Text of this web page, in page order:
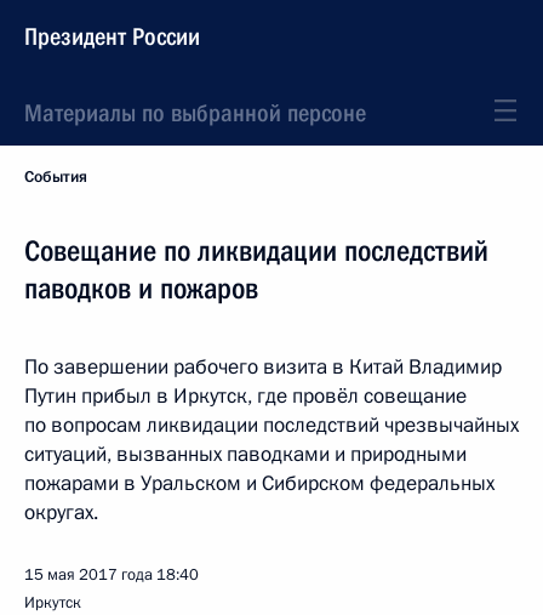
Президент России
Материалы по выбранной персоне
События
Совещание по ликвидации последствий
паводков и пожаров
По завершении рабочего визита в Китай Владимир
Путин прибыл в Иркутск, где провёл совещание
по вопросам ликвидации последствий чрезвычайных
ситуаций, вызванных паводками и природными
пожарами в Уральском и Сибирском федеральных
округах.
15 мая 2017 года 18:40
Иркутск